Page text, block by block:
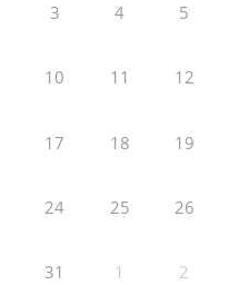
3 4 5
10 11 12
17 18 19
24 25 26
31 1 2